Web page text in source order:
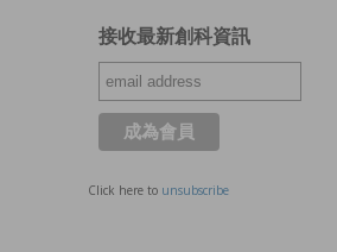
接收最新創科資訊
Click here to unsubscribe